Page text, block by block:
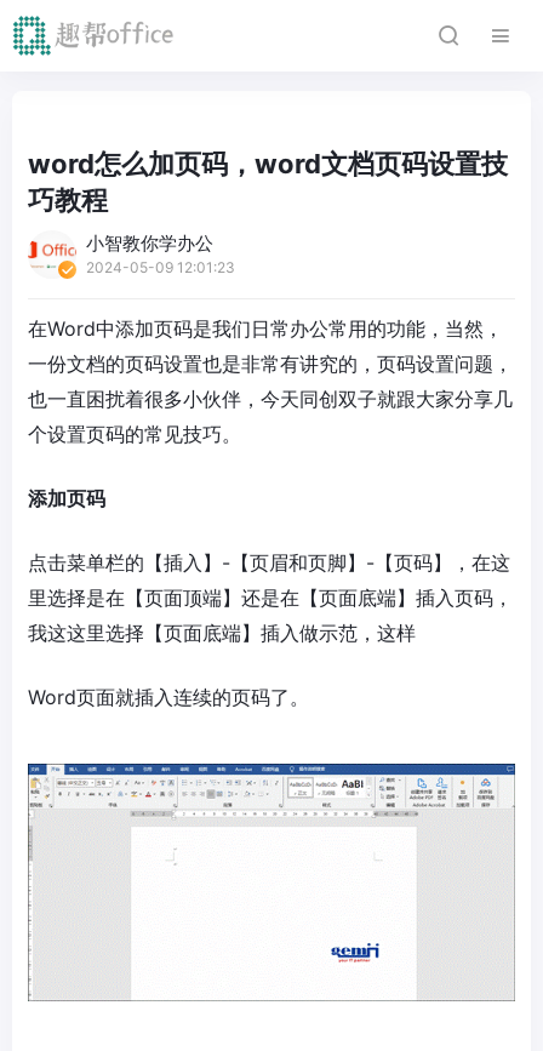
word怎么加页码，word文档页码设置技
巧教程
小智教你学办公
2024-05-09 12:01:23
在Word中添加页码是我们日常办公常用的功能，当然，
一份文档的页码设置也是非常有讲究的，页码设置问题，
也一直困扰着很多小伙伴，今天同创双子就跟大家分享几
个设置页码的常见技巧。
添加页码
点击菜单栏的【插入】-【页眉和页脚】-【页码】，在这
里选择是在【页面顶端】还是在【页面底端】插入页码，
我这这里选择【页面底端】插入做示范，这样
Word页面就插入连续的页码了。